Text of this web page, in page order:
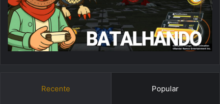
Recente Popular